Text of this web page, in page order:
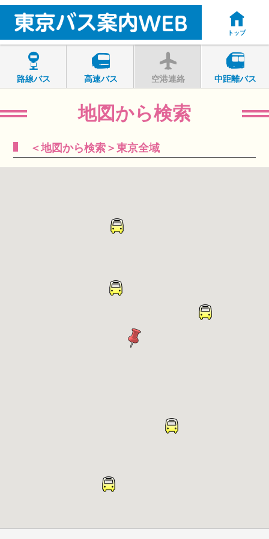
トップ
路線バス 高速バス 空港連絡 中距離バス
地図から検索
＜地図から検索＞東京全域